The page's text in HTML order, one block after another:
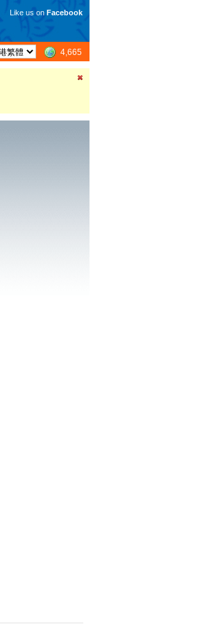
Like us on Facebook
4,665